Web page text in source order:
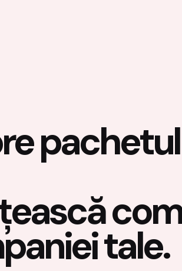
pachetul
tale.